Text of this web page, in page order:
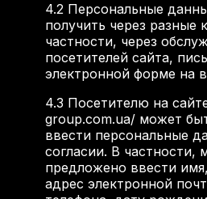
4.2 Персональные
получить через разные
частности, через
посетителей сайта,
электронной форме на
4.3 Посетителю на
group.com.ua/ может
ввести персональные
согласии. В частности,
предложено ввести
адрес электронной